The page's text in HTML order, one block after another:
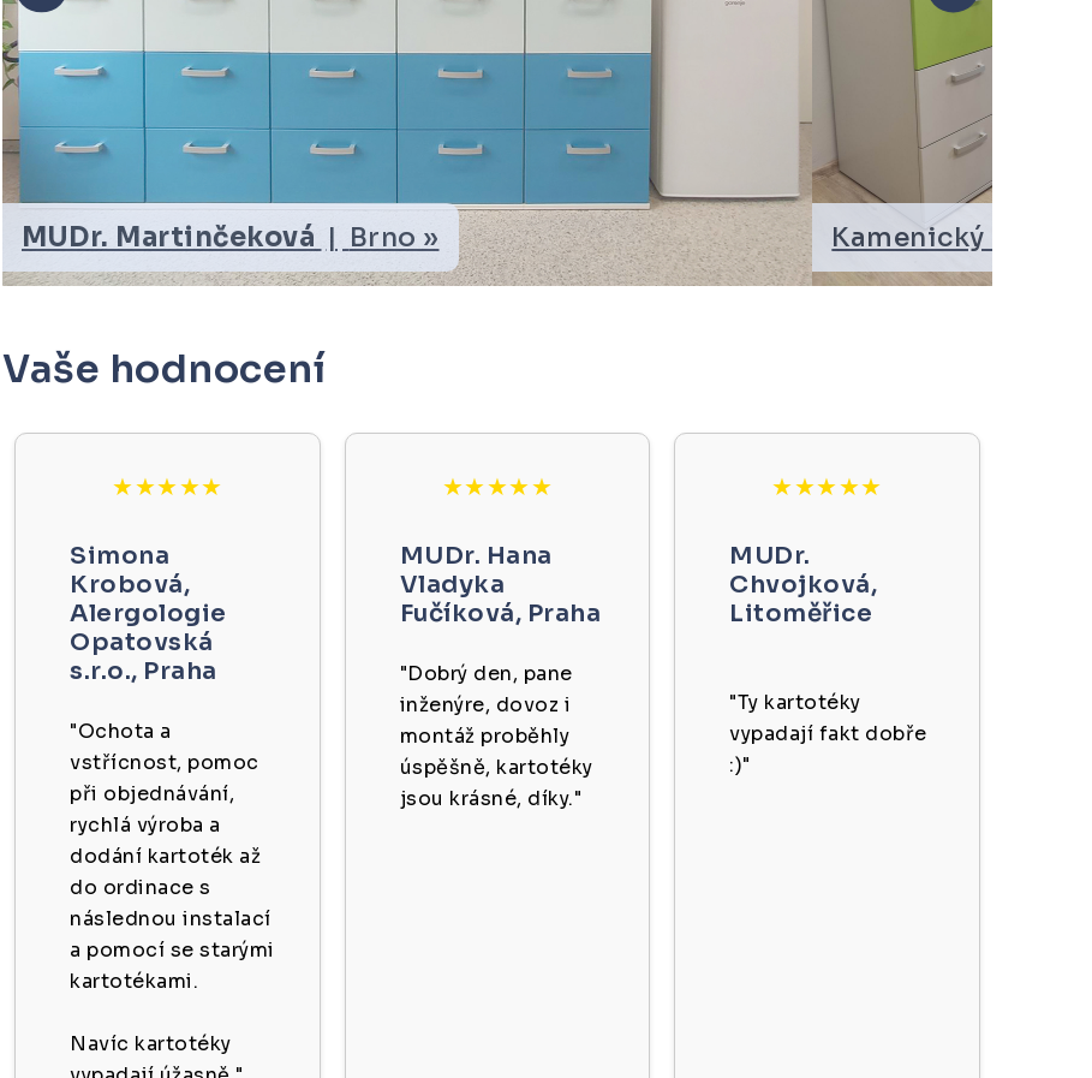
Kamenický Šenov » MUDr. Bauková | Bílovec »
Vaše hodnocení
★★★★★
Simona
Krobová,
Alergologie
Opatovská
s.r.o., Praha
"Ochota a
vstřícnost, pomoc
při objednávání,
rychlá výroba a
dodání kartoték až
do ordinace s
následnou instalací
a pomocí se starými
kartotékami.
Navíc kartotéky
★★★★★
MUDr. Hana
Vladyka
Fučíková, Praha
"Dobrý den, pane
inženýre, dovoz i
montáž proběhly
úspěšně, kartotéky
jsou krásné, díky."
★★★★★
MUDr.
Chvojková,
Litoměřice
"Ty kartotéky
vypadají fakt dobře
:)"